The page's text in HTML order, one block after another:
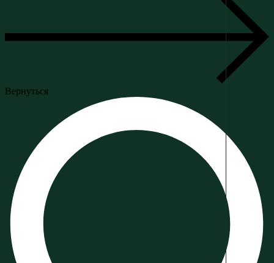
Вернуться